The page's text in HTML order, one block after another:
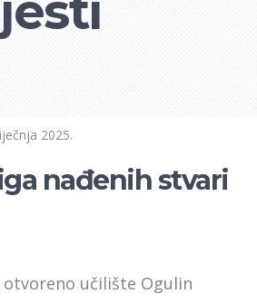
2025.
nađenih stvari
otvoreno učilište Ogulin